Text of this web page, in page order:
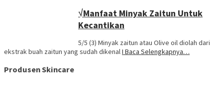
√Manfaat Minyak Zaitun Untuk
Kecantikan
5/5 (3) Minyak zaitun atau Olive oil diolah dari
ekstrak buah zaitun yang sudah dikenalI Baca Selengkapnya…
Produsen Skincare